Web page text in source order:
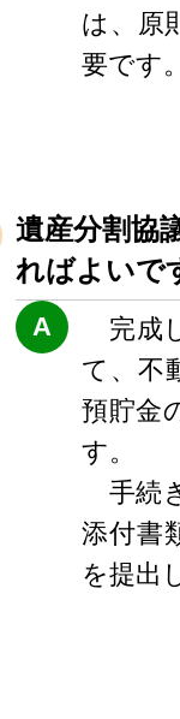
は、原
要です。
遺産分割協
ればよいで
A
完成
て、不
預貯金
す。
手続
添付書
を提出